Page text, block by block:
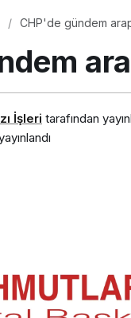
CHP'de gündem
İşleri tarafından